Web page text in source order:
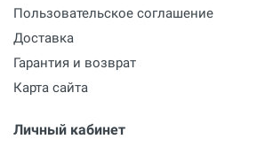
Пользовательское соглашение
Доставка
Гарантия и возврат
Карта сайта
Личный кабинет